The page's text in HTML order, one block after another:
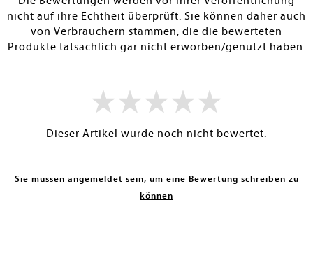
nicht auf ihre Echtheit überprüft. Sie können daher auch
von Verbrauchern stammen, die die bewerteten
Produkte tatsächlich gar nicht erworben/genutzt haben.
Dieser Artikel wurde noch nicht bewertet.
Sie müssen angemeldet sein, um eine Bewertung schreiben zu
können